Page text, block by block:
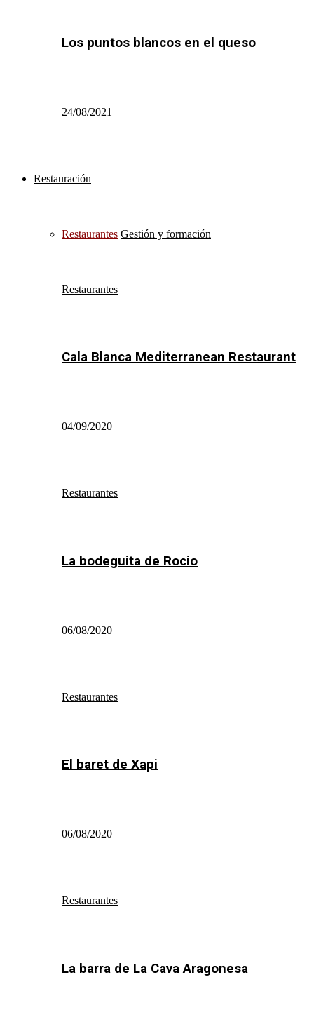
Los puntos blancos en el queso
24/08/2021
Restauración
Restaurantes Gestión y formación
Restaurantes
Cala Blanca Mediterranean Restaurant
04/09/2020
Restaurantes
La bodeguita de Rocio
06/08/2020
Restaurantes
El baret de Xapi
06/08/2020
Restaurantes
La barra de La Cava Aragonesa